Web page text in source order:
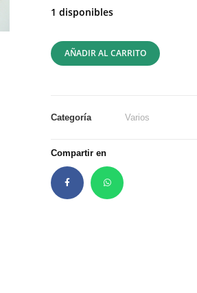
1 disponibles
AÑADIR AL CARRITO
Categoría Varios
Compartir en